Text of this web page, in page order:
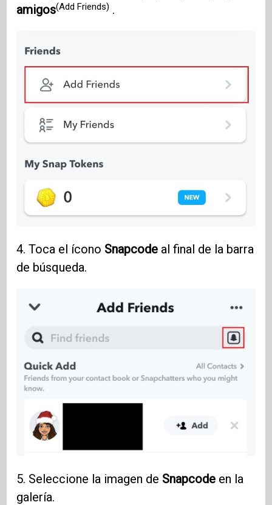
amigos(Add Friends) .
4. Toca el ícono Snapcode al final de la barra
de búsqueda.
5. Seleccione la imagen de Snapcode en la
galería.